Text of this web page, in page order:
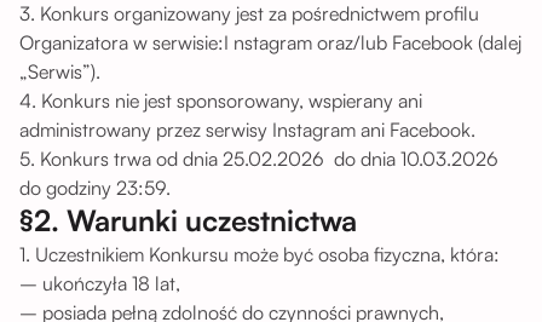
3. Konkurs organizowany jest za pośrednictwem profilu
Organizatora w serwisie:I nstagram oraz/lub Facebook (dalej
„Serwis”).
4. Konkurs nie jest sponsorowany, wspierany ani
administrowany przez serwisy Instagram ani Facebook.
5. Konkurs trwa od dnia 25.02.2026 do dnia 10.03.2026
do godziny 23:59.
§2. Warunki uczestnictwa
1. Uczestnikiem Konkursu może być osoba fizyczna, która:
– ukończyła 18 lat,
– posiada pełną zdolność do czynności prawnych,